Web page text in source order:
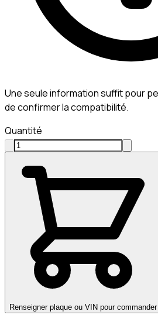
Une seule information suffit pour
de confirmer la compatibilité.
Quantité
Renseigner plaque ou VIN pour commander